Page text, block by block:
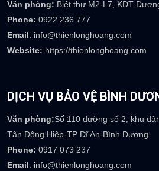
Văn phòng: Biệt thự M2-L7, KĐT
Phone: 0922 236 777
Email: info@thienlonghoang.com
Website: https://thienlonghoang.com
DỊCH VỤ BẢO VỆ BÌNH
Văn phòng:Số 110 đường số 2, khu
Tân Đông Hiệp-TP Dĩ An-Bình Dương
Phone: 0917 073 237
Email: info@thienlonghoang.com